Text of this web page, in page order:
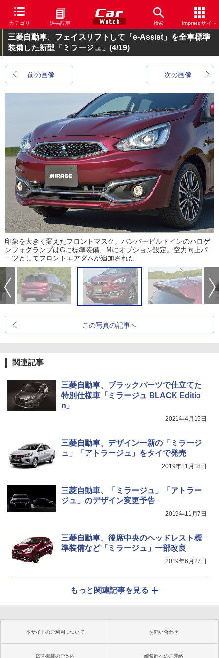
カテゴリ 過去記事 検索 Impressサイト
三菱自動車、フェイスリフトして「e-Assist」を全車標準
装備した新型「ミラージュ」 (4/19)
前の画像 次の画像
印象を大きく変えたフロントマスク。バンパービルトインのハロゲ
ンフォグランプはGに標準装備、Mにオプション設定。空力向上パ
ーツとしてフロントエアダムが追加された
この写真の記事へ
関連記事
三菱自動車、ブラックパーツで仕立てた
特別仕様車「ミラージュ BLACK Editio
n」
2021年4月15日
三菱自動車、デザイン一新の「ミラージ
ュ」「アトラージュ」をタイで発売
2019年11月18日
三菱自動車、「ミラージュ」「アトラー
ジュ」のデザイン変更予告
2019年11月7日
三菱自動車、後席中央のヘッドレスト標
準装備など「ミラージュ」一部改良
2019年6月27日
もっと関連記事を見る
本サイトのご利用について お問い合わせ
広告掲載のご案内 編集部へのご連絡